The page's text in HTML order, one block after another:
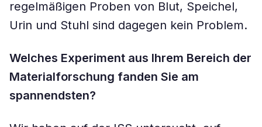
regelmäßigen Proben von Blut, Speichel,
Urin und Stuhl sind dagegen kein Problem.
Welches Experiment aus Ihrem Bereich der
Materialforschung fanden Sie am
spannendsten?